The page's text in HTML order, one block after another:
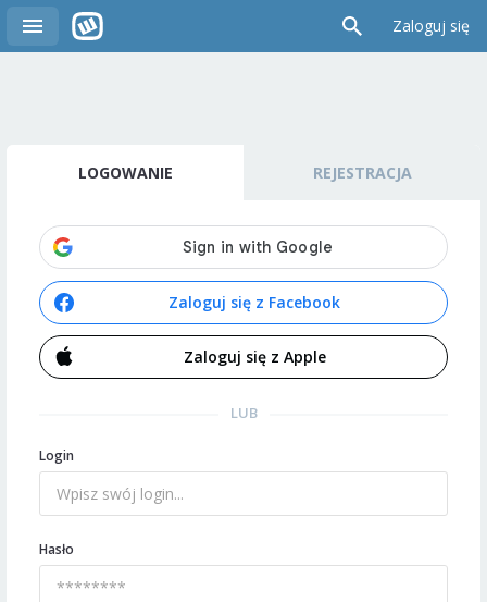
Zaloguj się
LOGOWANIE REJESTRACJA
Zaloguj się z Facebook
Zaloguj się z Apple
LUB
Login
Hasło